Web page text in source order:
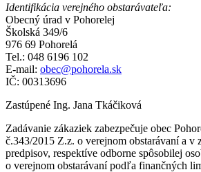
Identifikácia verejného obstarávateľa:
Obecný úrad v Pohorelej
Školská 349/6
976 69 Pohorelá
Tel.: 048 6196 102
E-mail: obec@pohorela.sk
IČ: 00313696
Zastúpené Ing. Jana Tkáčiková
Zadávanie zákaziek zabezpečuje obec
č.343/2015 Z.z. o verejnom obstarávaní a v
predpisov, respektíve odborne spôsobilej
o verejnom obstarávaní podľa finančných